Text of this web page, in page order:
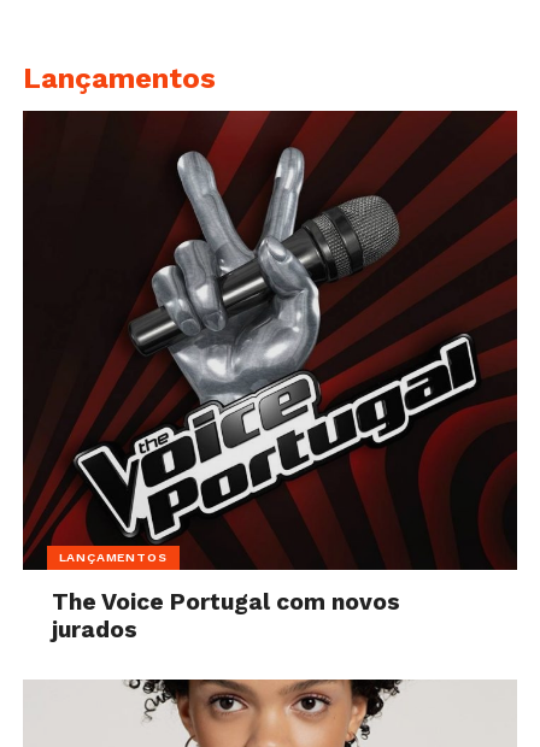
Lançamentos
LANÇAMENTOS
The Voice Portugal com novos
jurados